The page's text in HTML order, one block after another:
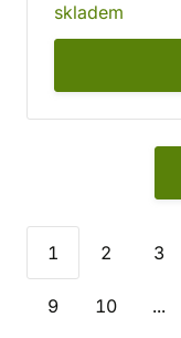
skladem
1 2 3
9 10 ...